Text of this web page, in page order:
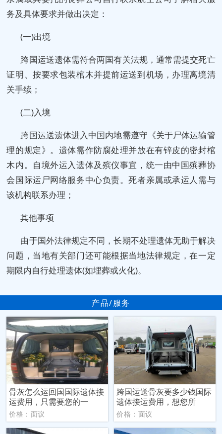
务及具体要求并做出决定：
(一)出境
跨国运送遗体需符合两国有关法规，通常需提交死亡
证明、按要求包装棺木并提前运送到机场，办理离境清
关手续；
(二)入境
跨国运送遗体进入中国内地需遵守《关于尸体运输管
理的规定》。遗体需作防腐处理并放在有锌皮的密封棺
木内。自境外运入遗体及殡仪事宜，统一由中国殡葬协
会国际运尸网络服务中心负责。死者亲属或承运人需与
该机构联系办理；
其他事项
由于国外法律规定不同，长期不处理遗体无助于解决
问题，当地有关部门还可能根据当地法律规定，在一定
期限内自行处理遗体(如埋葬或火化)。
产品/服务
骨灰怎么运回国国际遗体接
运费用，只需要您的一
价格：面议
跨国运送骨灰要多少钱国际
遗体接运费用，想您所
价格：面议